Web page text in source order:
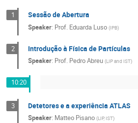
1 Sessão de Abertura
Speaker: Prof. Eduarda Luso (IPB)
2 Introdução à Física de Partículas
Speaker: Prof. Pedro Abreu (LIP and IST)
10:20
3 Detetores e a experiência ATLAS
Speaker: Matteo Pisano (LIP, IST)